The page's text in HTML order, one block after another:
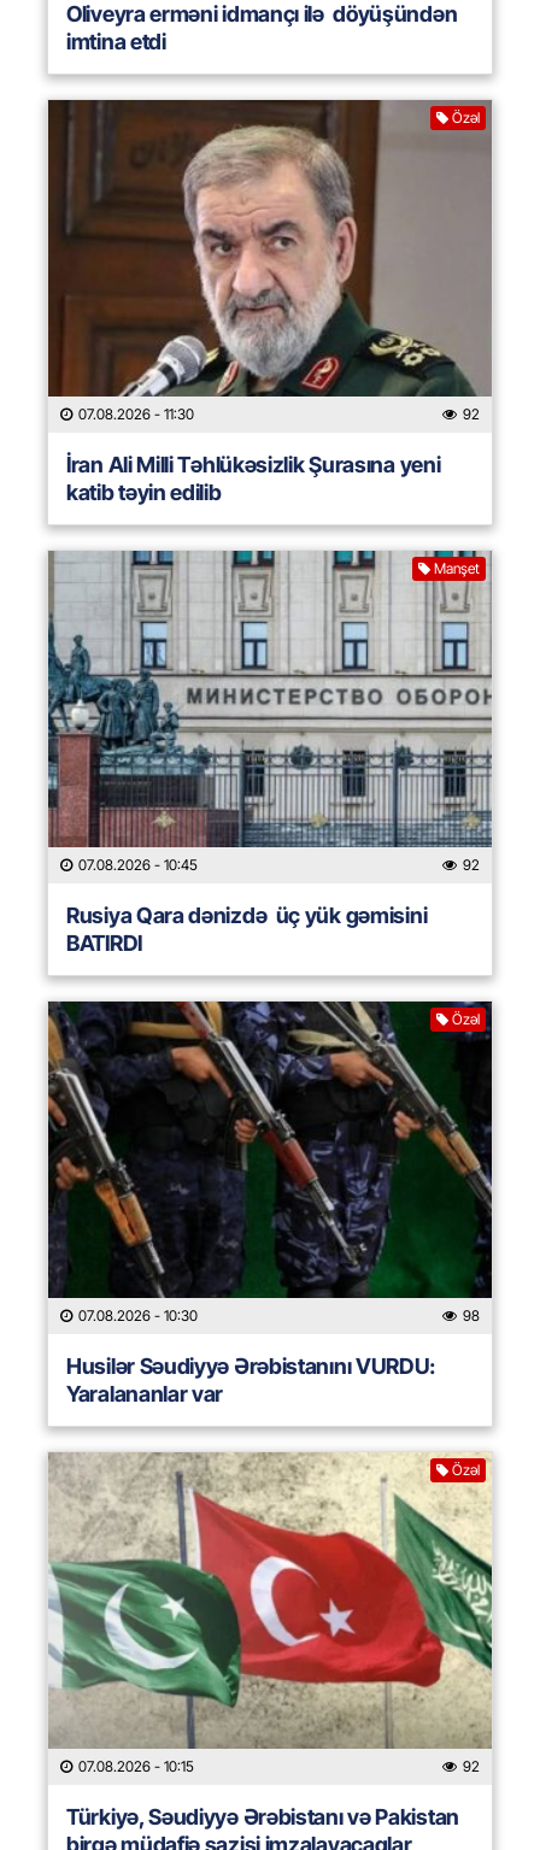
Oliveyra erməni idmançı ilə döyüşündən
imtina etdi
Özəl
07.08.2026 - 11:30 92
İran Ali Milli Təhlükəsizlik Şurasına yeni
katib təyin edilib
Manşet
07.08.2026 - 10:45 92
Rusiya Qara dənizdə üç yük gəmisini
BATIRDI
Özəl
07.08.2026 - 10:30 98
Husilər Səudiyyə Ərəbistanını VURDU:
Yaralananlar var
Özəl
07.08.2026 - 10:15 92
Türkiyə, Səudiyyə Ərəbistanı və Pakistan
birgə müdafiə sazişi imzalayacaqlar